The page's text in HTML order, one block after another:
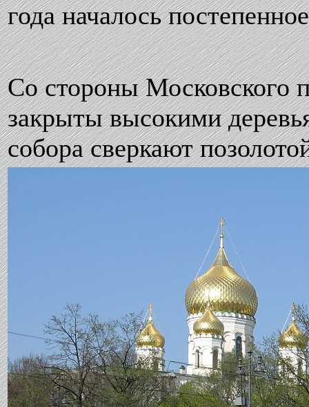
года началось
Со стороны Московского
закрыты высокими
собора сверкают